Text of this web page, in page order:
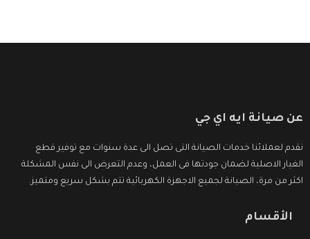
عن صيانة ايه اي جي
نقدم لعملائنا خدمات الصيانة التى تصل الى عدة سنوات مع توفير قطع
الغيار الاصلية لضمان جودتها فى العمل، وعدم التعرض الى نفس المشكلة
اكثر من مرة، الصيانة لجميع الاجهزة الكهربائية تتم بشكل سريع ومتميز.
الأقسام